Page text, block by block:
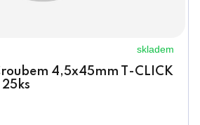
skladem
4,5x45mm T-CLICK